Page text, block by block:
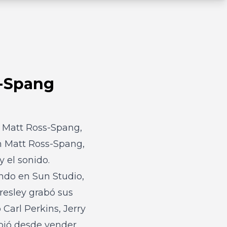
Ross-Spang,
Ross-Spang,
el sonido.
en Sun Studio,
grabó sus
Perkins, Jerry